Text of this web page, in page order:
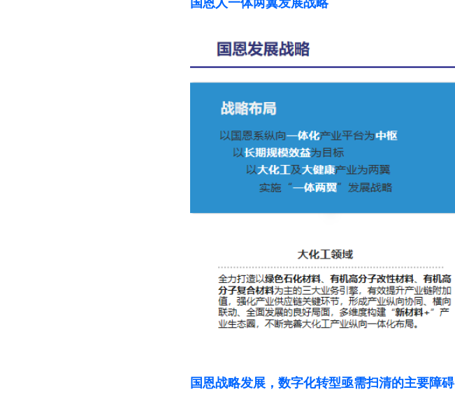
国恩人一体两翼发展战略
国恩战略发展，数字化转型亟需扫清的主要障碍